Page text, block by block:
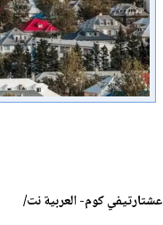
عشتارتيفي كوم- العربية نت/